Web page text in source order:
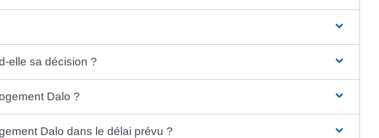
elle sa décision ?
Dalo ?
Dalo dans le délai prévu ?